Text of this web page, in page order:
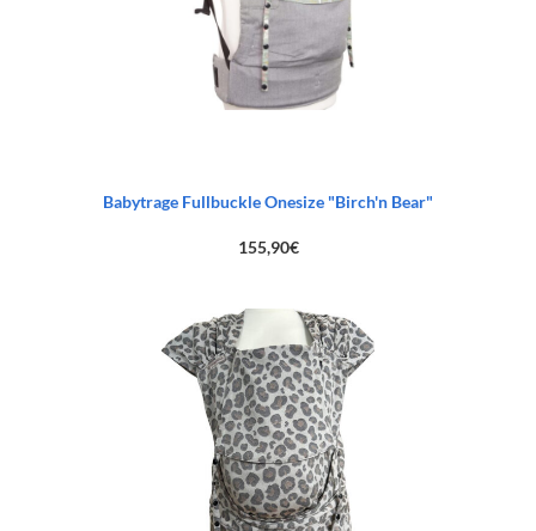
Babytrage Fullbuckle Onesize "Birch'n Bear"
155,90€